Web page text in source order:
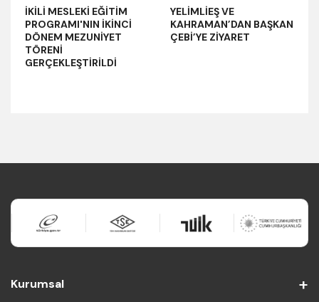
İKİLİ MESLEKİ EĞİTİM
PROGRAMI'NIN İKİNCİ
DÖNEM MEZUNİYET
TÖRENİ
GERÇEKLEŞTİRİLDİ
YELİMLİEŞ VE
KAHRAMAN’DAN BAŞKAN
ÇEBİ’YE ZİYARET
Kurumsal